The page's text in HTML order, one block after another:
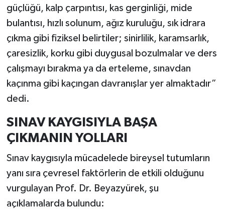
güçlüğü, kalp çarpıntısı, kas gerginliği, mide
bulantısı, hızlı solunum, ağız kuruluğu, sık idrara
çıkma gibi fiziksel belirtiler; sinirlilik, karamsarlık,
çaresizlik, korku gibi duygusal bozulmalar ve ders
çalışmayı bırakma ya da erteleme, sınavdan
kaçınma gibi kaçıngan davranışlar yer almaktadır”
dedi.
SINAV KAYGISIYLA BAŞA
ÇIKMANIN YOLLARI
Sınav kaygısıyla mücadelede bireysel tutumların
yanı sıra çevresel faktörlerin de etkili olduğunu
vurgulayan Prof. Dr. Beyazyürek, şu
açıklamalarda bulundu: